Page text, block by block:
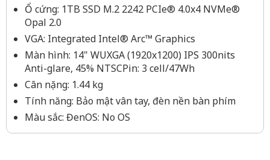
Ổ cứng: 1TB SSD M.2 2242 PCIe® 4.0x4 NVMe®
Opal 2.0
VGA: Integrated Intel® Arc™ Graphics
Màn hình: 14" WUXGA (1920x1200) IPS 300nits
Anti-glare, 45% NTSCPin: 3 cell/47Wh
Cân nặng: 1.44 kg
Tính năng: Bảo mật vân tay, đèn nền bàn phím
Màu sắc: ĐenOS: No OS